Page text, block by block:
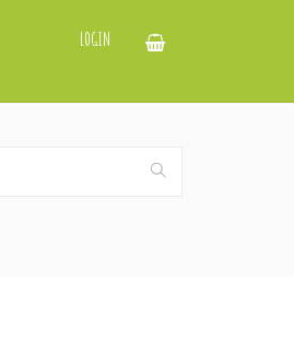
LOGIN